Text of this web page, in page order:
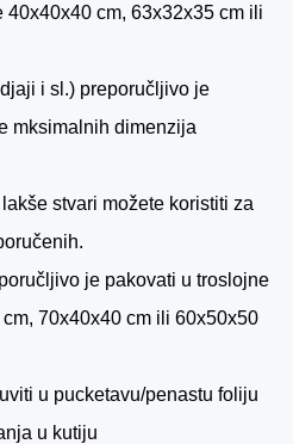
cm, 63x32x35 cm ili
i sl.) preporučljivo je
mksimalnih dimenzija
stvari možete koristiti za
je pakovati u troslojne
70x40x40 cm ili 60x50x50
u pucketavu/penastu foliju
u kutiju